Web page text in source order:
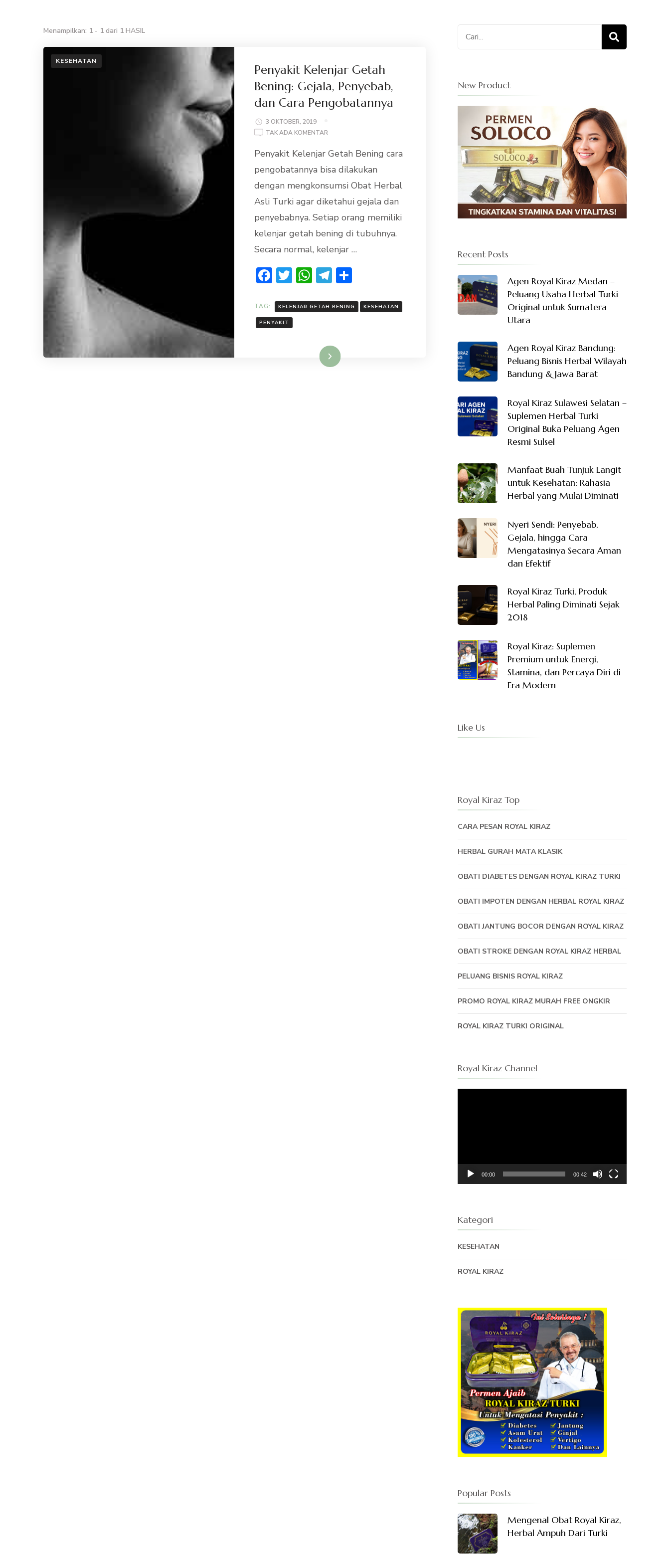
Menampilkan: 1 - 1 dari 1 HASIL
KESEHATAN
Penyakit Kelenjar Getah
Bening: Gejala, Penyebab,
dan Cara Pengobatannya
3 OKTOBER, 2019
TAK ADA KOMENTAR
KELENJAR
BENING:
GEJALA,
DAN
CARA
Penyakit Kelenjar Getah Bening cara
pengobatannya bisa dilakukan
dengan mengkonsumsi Obat Herbal
Asli Turki agar diketahui gejala dan
penyebabnya. Setiap orang memiliki
kelenjar getah bening di tubuhnya.
Secara normal, kelenjar …
Facebook
Twitter
WhatsApp
Telegram
TAG: KELENJAR GETAH BENING KESEHATAN
PENYAKIT
Baca Selengkapnya
Cari
untuk:
New Product
Recent Posts
Agen Royal Kiraz Medan –
Peluang Usaha Herbal Turki
Original untuk Sumatera
Utara
Agen Royal Kiraz Bandung:
Peluang Bisnis Herbal Wilayah
Bandung & Jawa Barat
Royal Kiraz Sulawesi Selatan –
Suplemen Herbal Turki
Original Buka Peluang Agen
Resmi Sulsel
Manfaat Buah Tunjuk Langit
untuk Kesehatan: Rahasia
Herbal yang Mulai Diminati
Nyeri Sendi: Penyebab,
Gejala, hingga Cara
Mengatasinya Secara Aman
dan Efektif
Royal Kiraz Turki, Produk
Herbal Paling Diminati Sejak
2018
Royal Kiraz: Suplemen
Premium untuk Energi,
Stamina, dan Percaya Diri di
Era Modern
Like Us
Royal Kiraz Top
CARA PESAN ROYAL KIRAZ
HERBAL GURAH MATA KLASIK
OBATI DIABETES DENGAN ROYAL KIRAZ TURKI
OBATI IMPOTEN DENGAN HERBAL ROYAL KIRAZ
OBATI JANTUNG BOCOR DENGAN ROYAL KIRAZ
OBATI STROKE DENGAN ROYAL KIRAZ HERBAL
PELUANG BISNIS ROYAL KIRAZ
PROMO ROYAL KIRAZ MURAH FREE ONGKIR
ROYAL KIRAZ TURKI ORIGINAL
Royal Kiraz Channel
00:00 00:42
Kategori
KESEHATAN
ROYAL KIRAZ
Popular Posts
Mengenal Obat Royal Kiraz,
Herbal Ampuh Dari Turki